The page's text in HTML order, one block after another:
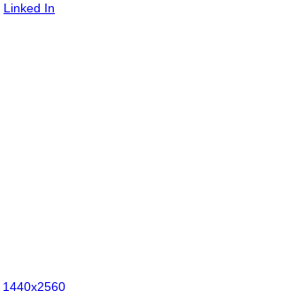
Linked In